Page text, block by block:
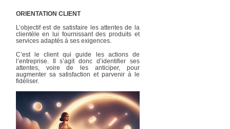
ORIENTATION CLIENT
L’objectif est de satisfaire les attentes de la
clientèle en lui fournissant des produits et
services adaptés à ses exigences.
C’est le client qui guide les actions de
l’entreprise. Il s’agit donc d’identifier ses
attentes, voire de les anticiper, pour
augmenter sa satisfaction et parvenir à le
fidéliser.